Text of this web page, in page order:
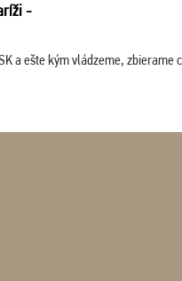
-
a ešte kým vládzeme,